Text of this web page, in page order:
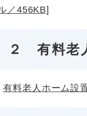
／456KB]
２ 有料老
有料老人ホーム設